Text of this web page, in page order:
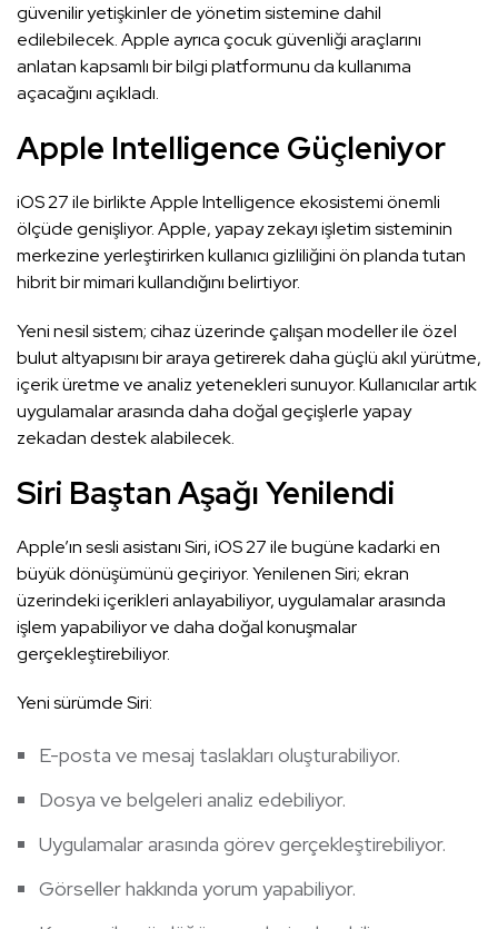
güvenilir yetişkinler de yönetim sistemine dahil
edilebilecek. Apple ayrıca çocuk güvenliği araçlarını
anlatan kapsamlı bir bilgi platformunu da kullanıma
açacağını açıkladı.
Apple Intelligence Güçleniyor
iOS 27 ile birlikte Apple Intelligence ekosistemi önemli
ölçüde genişliyor. Apple, yapay zekayı işletim sisteminin
merkezine yerleştirirken kullanıcı gizliliğini ön planda tutan
hibrit bir mimari kullandığını belirtiyor.
Yeni nesil sistem; cihaz üzerinde çalışan modeller ile özel
bulut altyapısını bir araya getirerek daha güçlü akıl yürütme,
içerik üretme ve analiz yetenekleri sunuyor. Kullanıcılar artık
uygulamalar arasında daha doğal geçişlerle yapay
zekadan destek alabilecek.
Siri Baştan Aşağı Yenilendi
Apple’ın sesli asistanı Siri, iOS 27 ile bugüne kadarki en
büyük dönüşümünü geçiriyor. Yenilenen Siri; ekran
üzerindeki içerikleri anlayabiliyor, uygulamalar arasında
işlem yapabiliyor ve daha doğal konuşmalar
gerçekleştirebiliyor.
Yeni sürümde Siri:
E-posta ve mesaj taslakları oluşturabiliyor.
Dosya ve belgeleri analiz edebiliyor.
Uygulamalar arasında görev gerçekleştirebiliyor.
Görseller hakkında yorum yapabiliyor.